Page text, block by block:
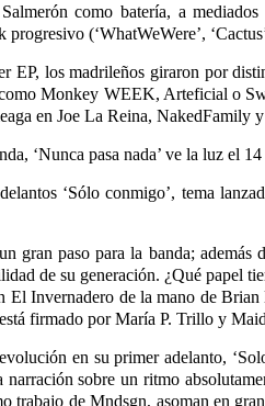
como batería, a
(‘WhatWeWere’,
EP, los madrileños giraron por
Monkey WEEK, Arteficial o
en Joe La Reina,
‘Nunca pasa nada’ ve la luz el
‘Sólo conmigo’, tema
gran paso para la banda;
de su generación. ¿Qué papel
El Invernadero de la mano de
firmado por María P. Trillo y
en su primer adelanto,
narración sobre un ritmo
trabajo de Mndsgn, asoman en